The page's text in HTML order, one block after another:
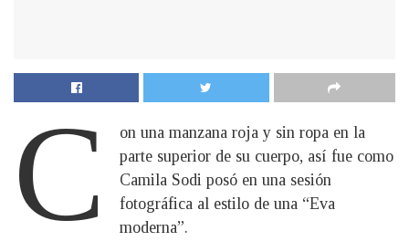
C
on una manzana roja y sin ropa en la
parte superior de su cuerpo, así fue como
Camila Sodi posó en una sesión
fotográfica al estilo de una “Eva
moderna”.